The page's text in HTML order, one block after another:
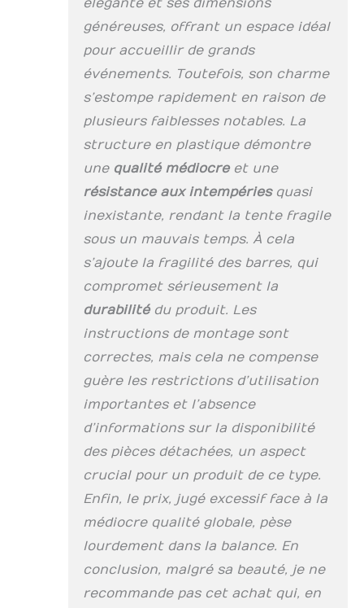
élégante et ses dimensions
généreuses, offrant un espace idéal
pour accueillir de grands
événements. Toutefois, son charme
s’estompe rapidement en raison de
plusieurs faiblesses notables. La
structure en plastique démontre
une qualité médiocreet une
résistance aux intempériesquasi
inexistante, rendant la tente fragile
sous un mauvais temps. À cela
s’ajoute la fragilité des barres, qui
compromet sérieusement la
durabilitédu produit. Les
instructions de montage sont
correctes, mais cela ne compense
guère les restrictions d’utilisation
importantes et l’absence
d’informations sur la disponibilité
des pièces détachées, un aspect
crucial pour un produit de ce type.
Enfin, le prix, jugé excessif face à la
médiocre qualité globale, pèse
lourdement dans la balance. En
conclusion, malgré sa beauté, je ne
recommande pas cet achat qui, en